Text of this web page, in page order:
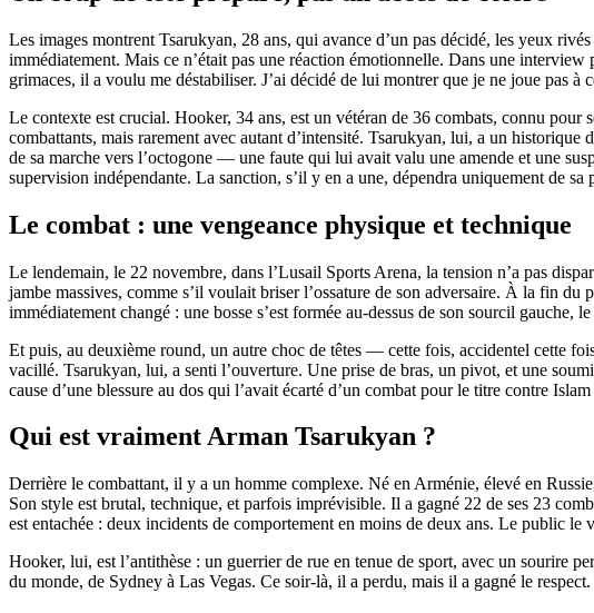
Les images montrent Tsarukyan, 28 ans, qui avance d’un pas décidé, les yeux
immédiatement. Mais ce n’était pas une réaction émotionnelle. Dans une interview
grimaces, il a voulu me déstabiliser. J’ai décidé de lui montrer que je ne joue pas à
Le contexte est crucial. Hooker, 34 ans, est un vétéran de 36 combats, connu pour
combattants, mais rarement avec autant d’intensité. Tsarukyan, lui, a un historique
de sa marche vers l’octogone — une faute qui lui avait valu une amende et une
supervision indépendante. La sanction, s’il y en a une, dépendra uniquement de sa
Le combat : une vengeance physique et technique
Le lendemain, le 22 novembre, dans l’Lusail Sports Arena, la tension n’a pas
jambe massives, comme s’il voulait briser l’ossature de son adversaire. À la fin
immédiatement changé : une bosse s’est formée au-dessus de son sourcil gauche,
Et puis, au deuxième round, un autre choc de têtes — cette fois, accidentel cette
vacillé. Tsarukyan, lui, a senti l’ouverture. Une prise de bras, un pivot, et une
cause d’une blessure au dos qui l’avait écarté d’un combat pour le titre contre
Qui est vraiment Arman Tsarukyan ?
Derrière le combattant, il y a un homme complexe. Né en Arménie, élevé en
Son style est brutal, technique, et parfois imprévisible. Il a gagné 22 de ses 23
est entachée : deux incidents de comportement en moins de deux ans. Le public
Hooker, lui, est l’antithèse : un guerrier de rue en tenue de sport, avec un sourire
du monde, de Sydney à Las Vegas. Ce soir-là, il a perdu, mais il a gagné le